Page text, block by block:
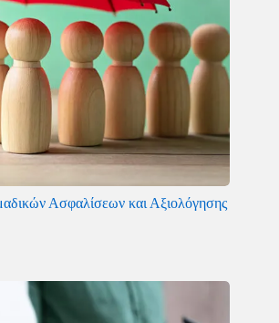
Ασφαλίσεων και Αξιολόγησης